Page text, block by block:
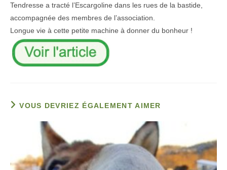
Tendresse a tracté l’Escargoline dans les rues de la bastide,
accompagnée des membres de l’association.
Longue vie à cette petite machine à donner du bonheur !
VOUS DEVRIEZ ÉGALEMENT AIMER